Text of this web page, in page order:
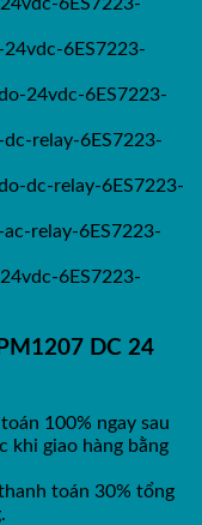
6ES7223-
6ES7223-
24vdc-6ES7223-
relay-6ES7223-
dc-relay-6ES7223-
relay-6ES7223-
6ES7223-
DC 24
100% ngay sau
khi giao hàng bằng
toán 30% tổng